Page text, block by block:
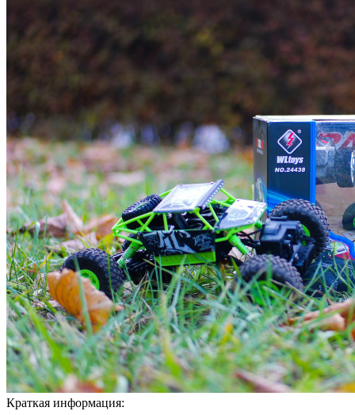
Краткая информация: